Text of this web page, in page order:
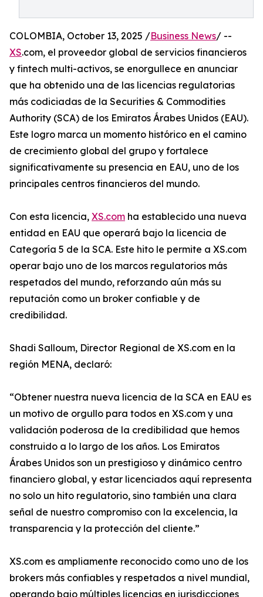
COLOMBIA, October 13, 2025 /Business News/ --
XS.com, el proveedor global de servicios financieros
y fintech multi-activos, se enorgullece en anunciar
que ha obtenido una de las licencias regulatorias
más codiciadas de la Securities & Commodities
Authority (SCA) de los Emiratos Árabes Unidos (EAU).
Este logro marca un momento histórico en el camino
de crecimiento global del grupo y fortalece
significativamente su presencia en EAU, uno de los
principales centros financieros del mundo.
Con esta licencia, XS.com ha establecido una nueva
entidad en EAU que operará bajo la licencia de
Categoría 5 de la SCA. Este hito le permite a XS.com
operar bajo uno de los marcos regulatorios más
respetados del mundo, reforzando aún más su
reputación como un broker confiable y de
credibilidad.
Shadi Salloum, Director Regional de XS.com en la
región MENA, declaró:
“Obtener nuestra nueva licencia de la SCA en EAU es
un motivo de orgullo para todos en XS.com y una
validación poderosa de la credibilidad que hemos
construido a lo largo de los años. Los Emiratos
Árabes Unidos son un prestigioso y dinámico centro
financiero global, y estar licenciados aquí representa
no solo un hito regulatorio, sino también una clara
señal de nuestro compromiso con la excelencia, la
transparencia y la protección del cliente.”
XS.com es ampliamente reconocido como uno de los
brokers más confiables y respetados a nivel mundial,
operando bajo múltiples licencias en jurisdicciones